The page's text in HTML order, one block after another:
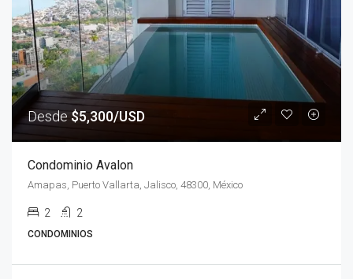
Desde$5,300/USD
Condominio Avalon
Amapas, Puerto Vallarta, Jalisco, 48300, México
2 2
CONDOMINIOS